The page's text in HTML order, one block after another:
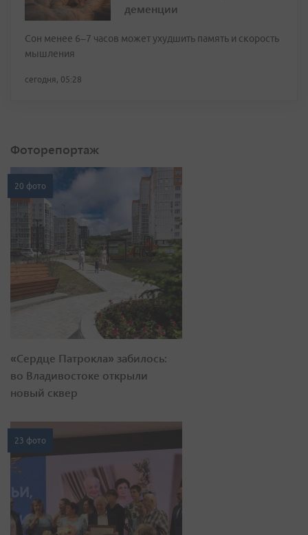
деменции
Сон менее 6–7 часов может ухудшить память и скорость
мышления
сегодня, 05:28
Фоторепортаж
20 фото
«Сердце Патрокла» забилось:
во Владивостоке открыли
новый сквер
23 фото